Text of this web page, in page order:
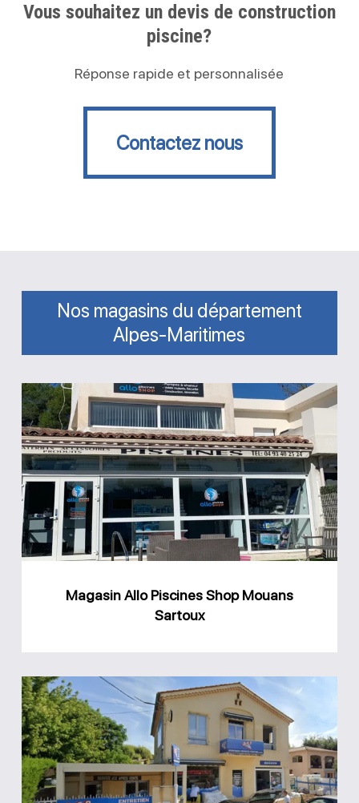
Vous souhaitez un devis de construction
piscine?
Réponse rapide et personnalisée
Contactez nous
Contactez nous
Nos magasins du département
Alpes-Maritimes
Magasin
Allo
Piscines
Shop
Mouans
Sartoux
Magasin Allo Piscines Shop Mouans
Sartoux
Magasin
Avantage
Service
Piscine
Biot